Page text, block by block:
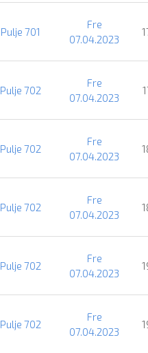
Pulje 701
Fre
07.04.2023
Pulje 702
Fre
07.04.2023
Pulje 702
Fre
07.04.2023
Pulje 702
Fre
07.04.2023
Pulje 702
Fre
07.04.2023
Pulje 702
Fre
07.04.2023